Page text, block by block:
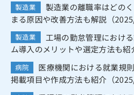
製造業
製造業の離職率はどの
まる原因や改善方法も解説（
製造業
工場の勤怠管理におけ
ム導入のメリットや選定方法も紹
病院
医療機関における就業規
掲載項目や作成方法も紹介（